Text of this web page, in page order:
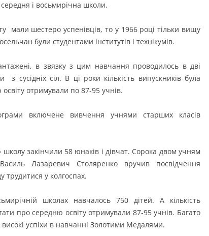
середня і восьмирічна школи.
мали шестеро успенівців, то у 1966 році тільки вищу
були студентами інститутів і технікумів.
в звязку з цим навчання проводилось в дві
сусідніх сіл. В ці роки кількість випускників була
отримували по 87-95 учнів.
включене вивчення учнями старших класів
закінчили 58 юнаків і дівчат. Сорока двом учням
Лазаревич Столяренко вручив посвідчення
трудитися у колгоспах.
школах навчалось 750 дітей. А кількість
про середню освіту отримували 87-95 учнів. Багато
успіхи в навчанні Золотими Медалями.